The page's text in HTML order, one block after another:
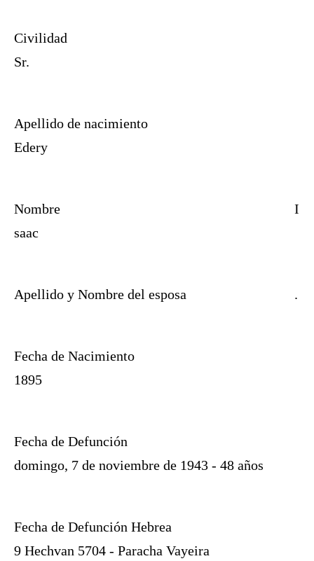
Civilidad
Sr.
Apellido de nacimiento
Edery
Nombre
I
saac
Apellido y Nombre del esposa .
Fecha de Nacimiento
1895
Fecha de Defunción
domingo, 7 de noviembre de 1943 - 48 años
Fecha de Defunción Hebrea
9 Hechvan 5704 - Paracha Vayeira